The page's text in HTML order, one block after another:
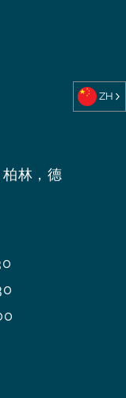
林，德
ZH